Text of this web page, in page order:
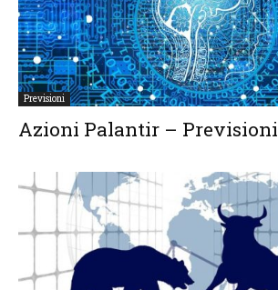
Previsioni
Azioni Palantir – Previsioni